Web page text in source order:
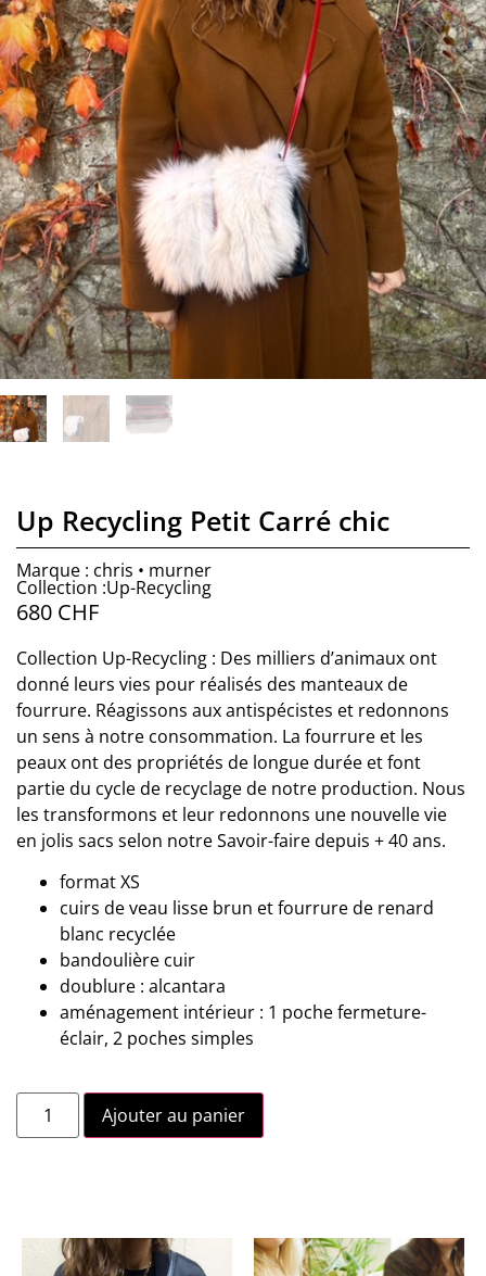
Up Recycling Petit Carré chic
Marque : chris • murner
Collection :Up-Recycling
680 CHF
Collection Up-Recycling : Des milliers d’animaux ont
donné leurs vies pour réalisés des manteaux de
fourrure. Réagissons aux antispécistes et redonnons
un sens à notre consommation. La fourrure et les
peaux ont des propriétés de longue durée et font
partie du cycle de recyclage de notre production. Nous
les transformons et leur redonnons une nouvelle vie
en jolis sacs selon notre Savoir-faire depuis + 40 ans.
format XS
cuirs de veau lisse brun et fourrure de renard
blanc recyclée
bandoulière cuir
doublure : alcantara
aménagement intérieur : 1 poche fermeture-
éclair, 2 poches simples
Ajouter au panier